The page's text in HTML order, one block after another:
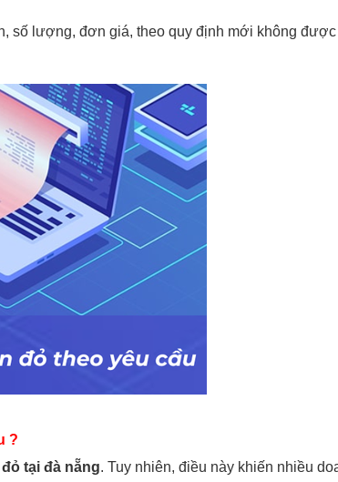
số lượng, đơn giá, theo quy định mới không
?
tại đà nẵng. Tuy nhiên, điều này khiến nhiều